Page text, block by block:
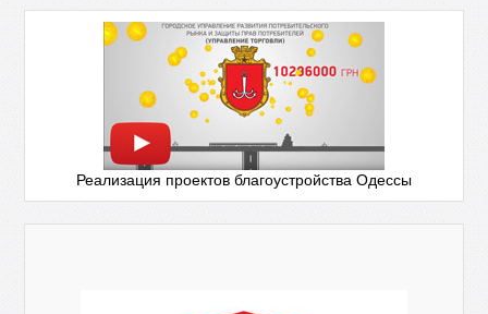
Реализация проектов благоустройства Одессы